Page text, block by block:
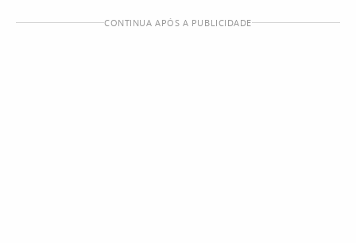
CONTINUA APÓS A PUBLICIDADE